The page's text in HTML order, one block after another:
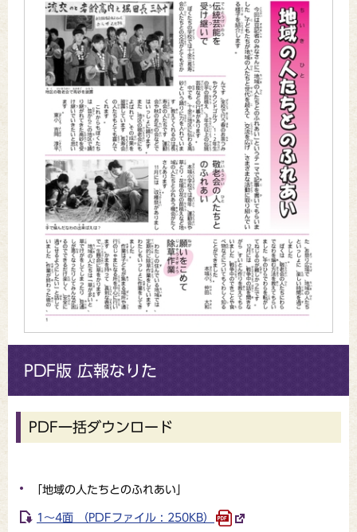
PDF版 広報なりた
PDF一括ダウンロード
「地域の人たちとのふれあい」
1～4面 （PDFファイル : 250KB）